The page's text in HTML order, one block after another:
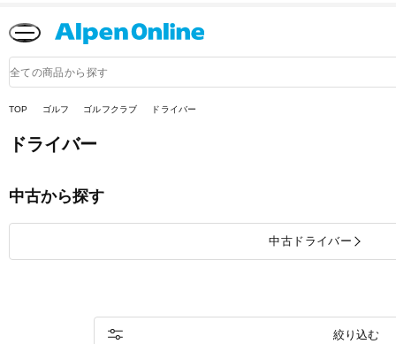
品
検
TOP
ゴルフ ゴルフクラブ ドライバー
ドライバー
中古から探す
中古ドライバー
絞り込む